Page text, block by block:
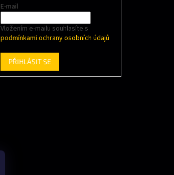
E-mail
Vložením e-mailu souhlasíte s
podmínkami ochrany osobních údajů
PŘIHLÁSIT SE